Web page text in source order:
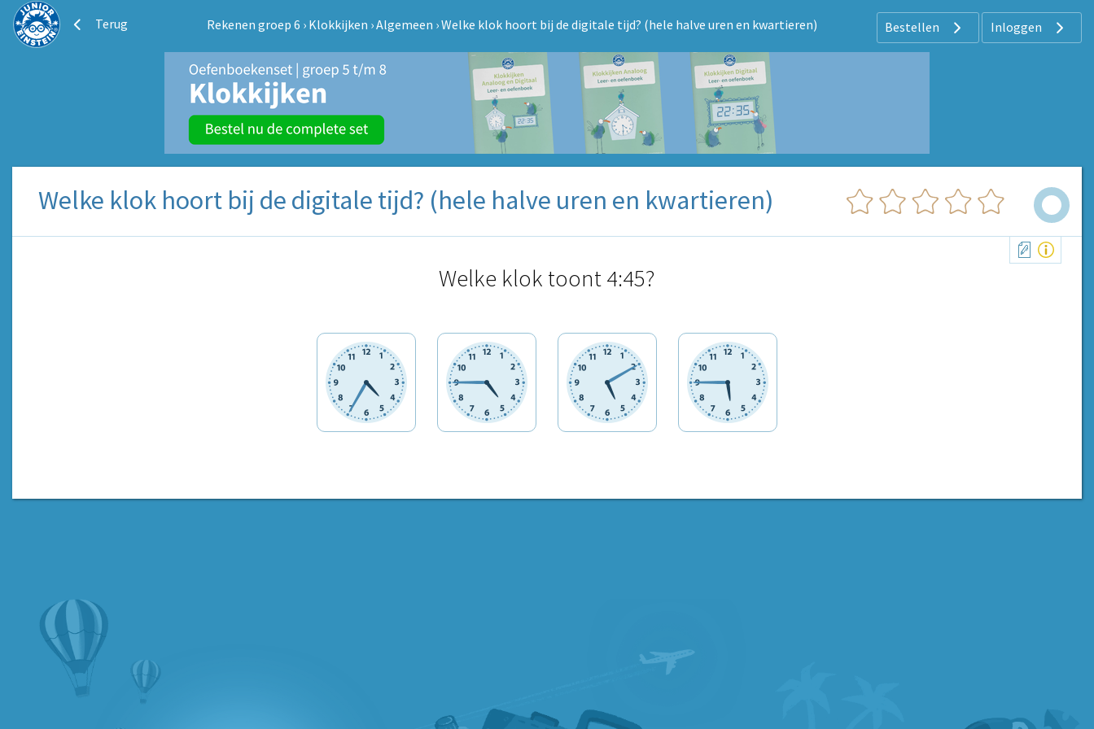
Terug Rekenen groep 6 › Klokkijken ›Algemeen ›Welke klok hoort bij de digitale tijd? (hele halve uren en kwartieren) Bestellen Inloggen
Welke klok hoort bij de digitale tijd? (hele halve uren en kwartieren)
Welke klok toont 4:45?